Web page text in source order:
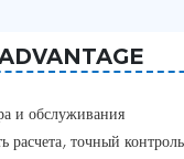
и обслуживания
расчета, точный